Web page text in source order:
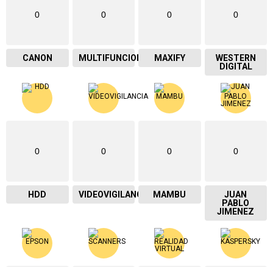
0
CANON
0
MULTIFUNCIONAL
0
MAXIFY
0
WESTERN
DIGITAL
0
HDD
0
VIDEOVIGILANCIA
0
MAMBU
0
JUAN
PABLO
JIMENEZ